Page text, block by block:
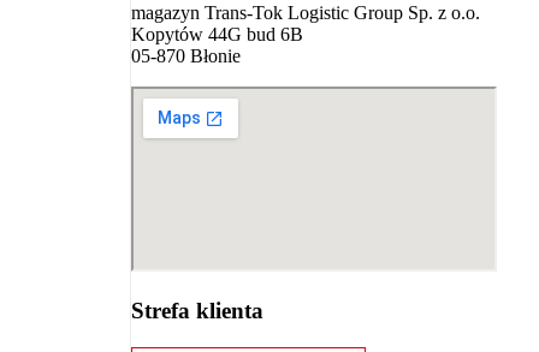
magazyn Trans-Tok Logistic Group Sp. z o.o.
Kopytów 44G bud 6B
05-870 Błonie
Strefa klienta